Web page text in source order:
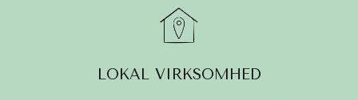
LOKAL VIRKSOMHED